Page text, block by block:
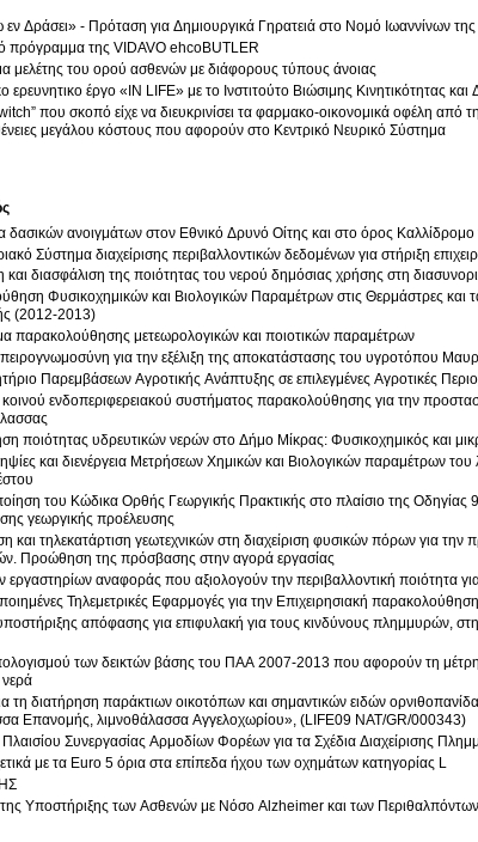
Δράσει» - Πρόταση για Δημιουργικά Γηρατειά στο Νομό Ιωαννίνων της
πρόγραμμα της VIDAVO ehcoBUTLER
μελέτης του ορού ασθενών με διάφορους τύπους άνοιας
ερευνητικο έργο «IN LIFE» με το Ινστιτούτο Βιώσιμης Κινητικότητας
που σκοπό είχε να διευκρινίσει τα φαρμακο-οικονομικά οφέλη
μεγάλου κόστους που αφορούν στο Κεντρικό Νευρικό Σύστημα
δασικών ανοιγμάτων στον Εθνικό Δρυνό Οίτης και στο όρος Καλλίδρομο
Σύστημα διαχείρισης περιβαλλοντικών δεδομένων για στήριξη
και διασφάλιση της ποιότητας του νερού δημόσιας χρήσης στη
Φυσικοχημικών και Βιολογικών Παραμέτρων στις Θερμάστρες και
(2012-2013)
παρακολούθησης μετεωρολογικών και ποιοτικών παραμέτρων
για την εξέλιξη της αποκατάστασης του υγροτόπου
Παρεμβάσεων Αγροτικής Ανάπτυξης σε επιλεγμένες Αγροτικές
ενδοπεριφερειακού συστήματος παρακολούθησης για την
ποιότητας υδρευτικών νερών στο Δήμο Μίκρας: Φυσικοχημικός και
και διενέργεια Μετρήσεων Χημικών και Βιολογικών παραμέτρων
του Κώδικα Ορθής Γεωργικής Πρακτικής στο πλαίσιο της
γεωργικής προέλευσης
και τηλεκατάρτιση γεωτεχνικών στη διαχείριση φυσικών πόρων για
Προώθηση της πρόσβασης στην αγορά εργασίας
εργαστηρίων αναφοράς που αξιολογούν την περιβαλλοντική ποιότητα
Τηλεμετρικές Εφαρμογές για την Επιχειρησιακή
απόφασης για επιφυλακή για τους κινδύνους πλημμυρών,
των δεικτών βάσης του ΠΑΑ 2007-2013 που αφορούν τη
νερά
τη διατήρηση παράκτιων οικοτόπων και σημαντικών ειδών
Επανομής, λιμνοθάλασσα Αγγελοχωρίου», (LIFE09 NAT/GR/000343)
Συνεργασίας Αρμοδίων Φορέων για τα Σχέδια Διαχείρισης
με τα Euro 5 όρια στα επίπεδα ήχου των οχημάτων κατηγορίας L
Υποστήριξης των Ασθενών με Νόσο Alzheimer και των